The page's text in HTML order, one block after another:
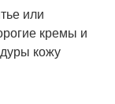
или
кремы и
кожу